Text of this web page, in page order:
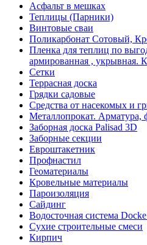
Асфальт в мешках
Теплицы (Парники)
Винтовые сваи
Поликарбонат Сотовый,
Пленка для теплиц по
армированная , укрывная.
Сетки
Террасная доска
Грядки садовые
Средства от насекомых и
Металлопрокат. Арматура,
Заборная доска Palisad 3D
Заборные секции
Евроштакетник
Профнастил
Геоматериалы
Кровельные материалы
Пароизоляция
Сайдинг
Водосточная система
Сухие строительные смеси
Кирпич